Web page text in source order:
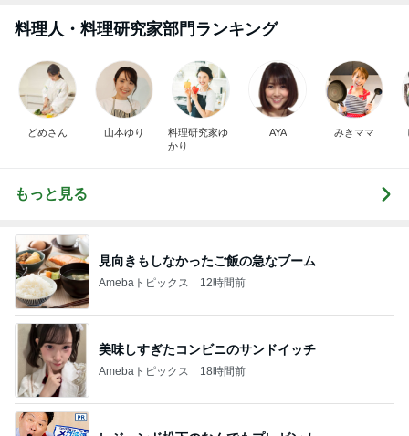
自然の館 熟成干
し芋 館の熟成干
し芋 600g(200g
×3) 無添加 無着
色 保存料不使用
芋 お芋 おいも
イモ サツマイモ
級食パン ギフト
お取り寄せグル
メ 美味しい 福
袋 メイズテーブ
ル【セール期間
中割引】
る】 加熱用 サ
ケ 鮭 厚切り さ
け 冷凍 家庭用
お弁当用 お弁当
おかず 惣菜 お
惣菜 冷凍食品
冷凍総菜 お中元
ベーグル12個
ット（4種類×
3個）送料無料
ダイエット食
手作り 国産 低
料理人・料理研究家部門ランキング
どめさん 山本ゆり
料理研究家ゆ
かり
AYA みきママ
もっと見る
見向きもしなかったご飯の急なブーム
Amebaトピックス 12時間前
美味しすぎたコンビニのサンドイッチ
Amebaトピックス 18時間前